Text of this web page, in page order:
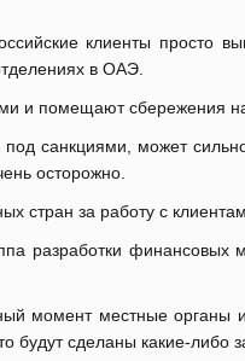
клиенты
в ОАЭ.
и помещают сбережения
санкциями, может
осторожно.
стран за работу с
разработки
момент местные
будут сделаны какие-либо